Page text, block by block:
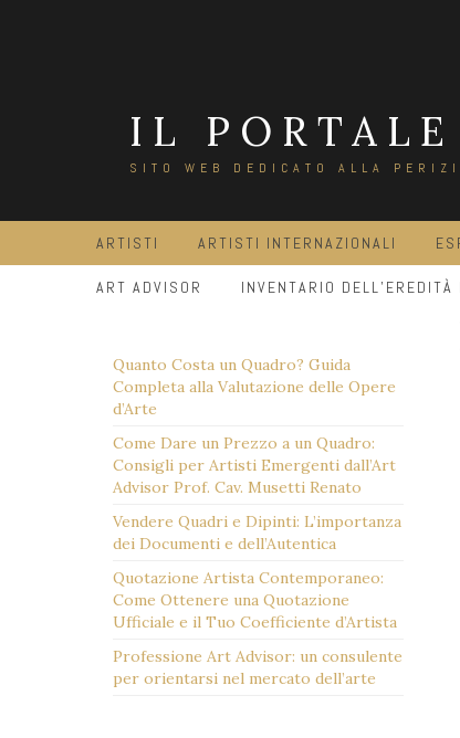
IL
SITO WEB DEDICATO ALLA
ARTISTI ARTISTI INTERNAZIONALI
ART ADVISOR INVENTARIO DELL’EREDITÀ
Quanto Costa un Quadro? Guida
Completa alla Valutazione delle Opere
d’Arte
Come Dare un Prezzo a un Quadro:
Consigli per Artisti Emergenti dall’Art
Advisor Prof. Cav. Musetti Renato
Vendere Quadri e Dipinti: L’importanza
dei Documenti e dell’Autentica
Quotazione Artista Contemporaneo:
Come Ottenere una Quotazione
Ufficiale e il Tuo Coefficiente d’Artista
Professione Art Advisor: un consulente
per orientarsi nel mercato dell’arte